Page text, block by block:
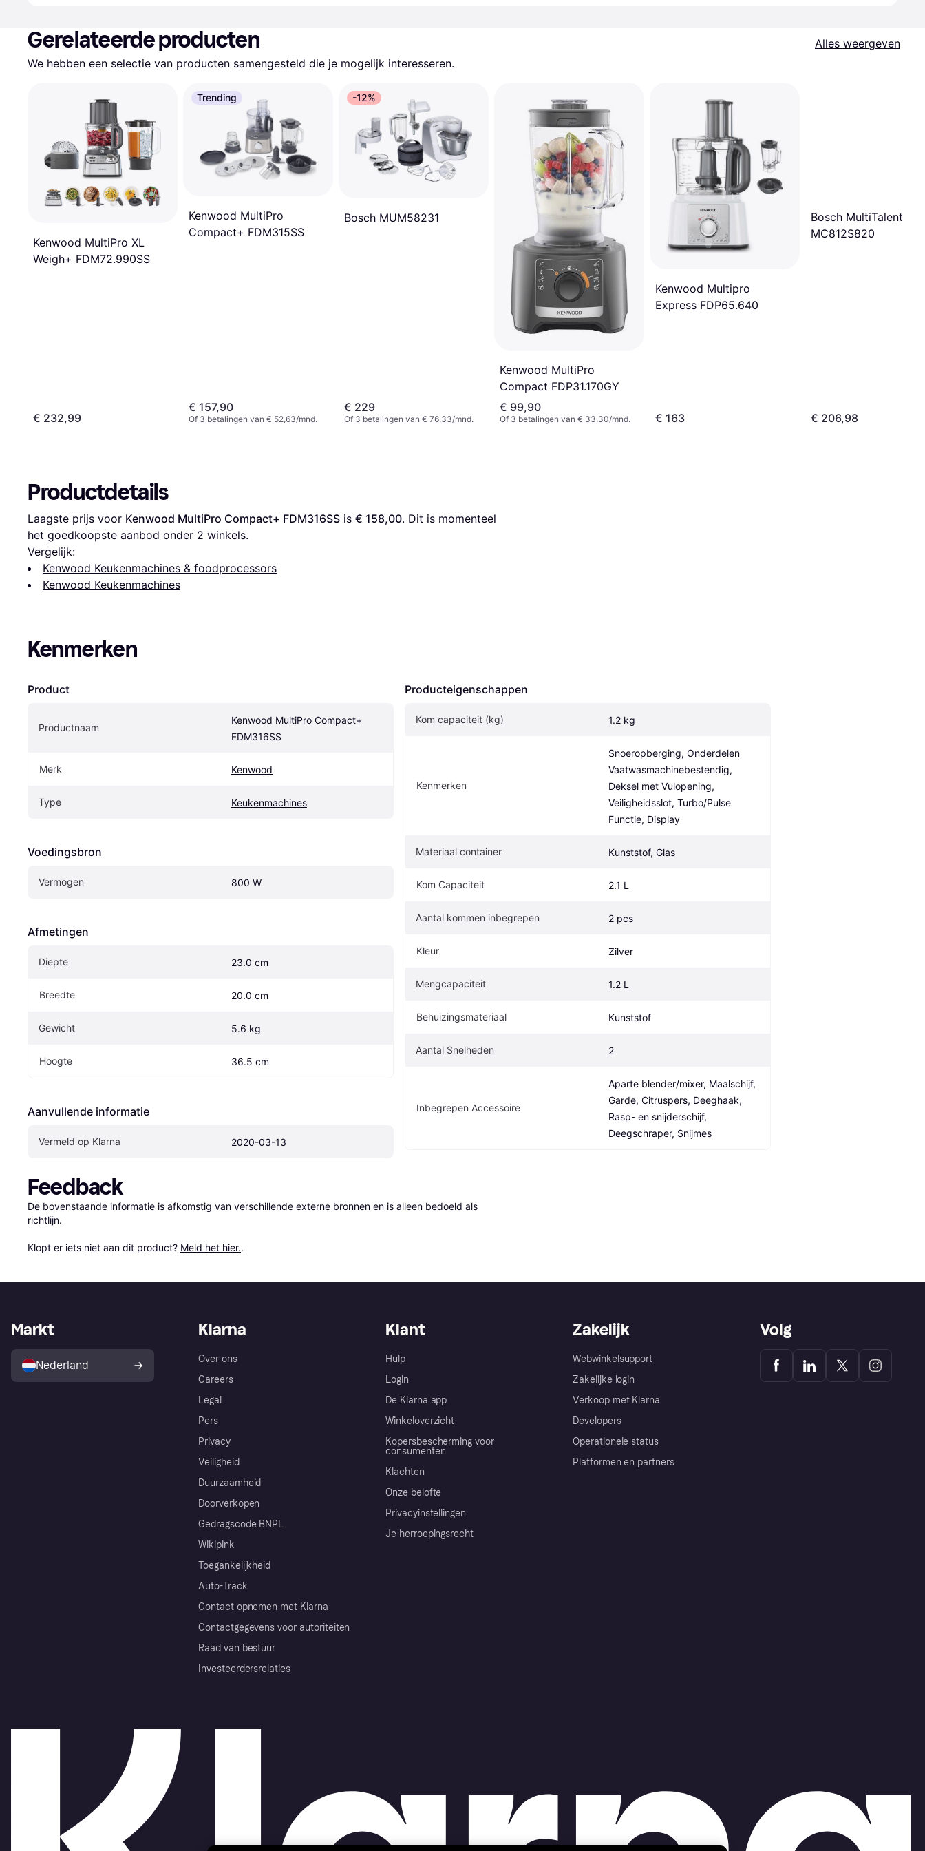
Gerelateerde producten
Alles weergeven
We hebben een selectie van producten samengesteld die je mogelijk interesseren.
Kenwood MultiPro XL
Weigh+ FDM72.990SS
€ 232,99
Trending
Kenwood MultiPro
Compact+ FDM315SS
€ 157,90
Of 3 betalingen van € 52,63/mnd.
-12%
Bosch MUM58231
€ 229
Of 3 betalingen van € 76,33/mnd.
Kenwood MultiPro
Compact FDP31.170GY
€ 99,90
Of 3 betalingen van € 33,30/mnd.
Kenwood Multipro
Express FDP65.640
€ 163
Bosch MultiTalent 8
MC812S820
€ 206,98
Productdetails
Laagste prijs voor Kenwood MultiPro Compact+ FDM316SS is € 158,00. Dit is momenteel
het goedkoopste aanbod onder 2 winkels.
Vergelijk:
Kenwood Keukenmachines & foodprocessors
Kenwood Keukenmachines
Kenmerken
Product
Productnaam
Kenwood MultiPro Compact+
FDM316SS
Merk Kenwood
Type Keukenmachines
Voedingsbron
Vermogen 800 W
Afmetingen
Diepte 23.0 cm
Breedte 20.0 cm
Gewicht 5.6 kg
Hoogte 36.5 cm
Aanvullende informatie
Vermeld op Klarna 2020-03-13
Producteigenschappen
Kom capaciteit (kg) 1.2 kg
Kenmerken
Snoeropberging, Onderdelen
Vaatwasmachinebestendig,
Deksel met Vulopening,
Veiligheidsslot, Turbo/Pulse
Functie, Display
Materiaal container Kunststof, Glas
Kom Capaciteit 2.1 L
Aantal kommen inbegrepen 2 pcs
Kleur Zilver
Mengcapaciteit 1.2 L
Behuizingsmateriaal Kunststof
Aantal Snelheden 2
Inbegrepen Accessoire
Aparte blender/mixer, Maalschijf,
Garde, Citruspers, Deeghaak,
Rasp- en snijderschijf,
Deegschraper, Snijmes
Feedback
De bovenstaande informatie is afkomstig van verschillende externe bronnen en is alleen bedoeld als
richtlijn.
Klopt er iets niet aan dit product? Meld het hier..
Klarna
Over ons
Careers
Legal
Pers
Privacy
Veiligheid
Duurzaamheid
Doorverkopen
Gedragscode BNPL
Wikipink
Toegankelijkheid
Auto-Track
Contact opnemen met Klarna
Contactgegevens voor autoriteiten
Raad van bestuur
Investeerdersrelaties
Klant
Hulp
Login
De Klarna app
Winkeloverzicht
Kopersbescherming voor
consumenten
Klachten
Onze belofte
Privacyinstellingen
Je herroepingsrecht
Zakelijk
Webwinkelsupport
Zakelijke login
Verkoop met Klarna
Developers
Operationele status
Platformen en partners
Markt
Nederland
Volg